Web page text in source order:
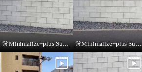
👗Minimalize+plus Summer Collection👗 👗Minimalize+plus Summer Collection👗